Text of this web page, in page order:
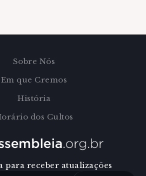
Sobre Nós
Em que Cremos
História
dos Cultos
para receber atualizações